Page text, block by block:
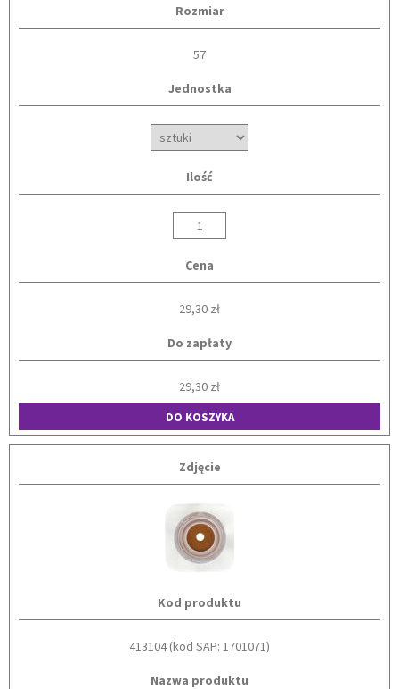
Rozmiar
57
Jednostka
Ilość
Cena
29,30 zł
Do zapłaty
29,30 zł
DO KOSZYKA
Zdjęcie
Kod produktu
413104 (kod SAP: 1701071)
Nazwa produktu